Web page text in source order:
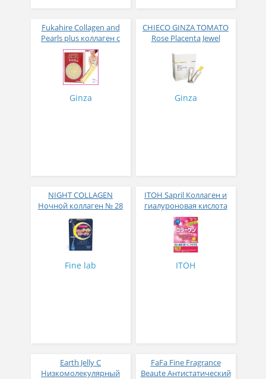
Fukahire Collagen and
Pearls plus коллаген с
жемчужным порошком
№ 30
Ginza
CHIECO GINZA TOMATO
Rose Placenta Jewel
в желе № 30
Ginza
NIGHT COLLAGEN
Ночной коллаген № 28
Fine lab
ITOH Sapril Коллаген и
гиалуроновая кислота
со вкусом манго 30
стиков
ITOH
Earth Jelly C
Низкомолекулярный
FaFa Fine Fragrance
Beaute Антистатический